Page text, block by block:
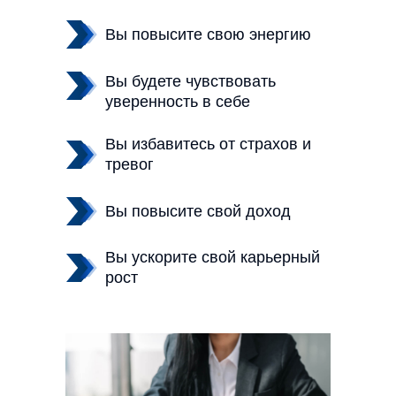
Я очень много видела талантливых
навыков. И когда я говорю:
— Вы талантливый человек
Люди отвечают, что они не такие
талантливые, да, они умеют многое, но
они не такие крутые. Люди часто не знаю
просто этого про себя.
«Для меня недавно было большим
Вы будете чувствовать
уверенность в себе
Вы повысите свою энергию
Вы избавитесь от страхов и
тревог
Вы повысите свой доход
Вы ускорите свой карьерный
рост